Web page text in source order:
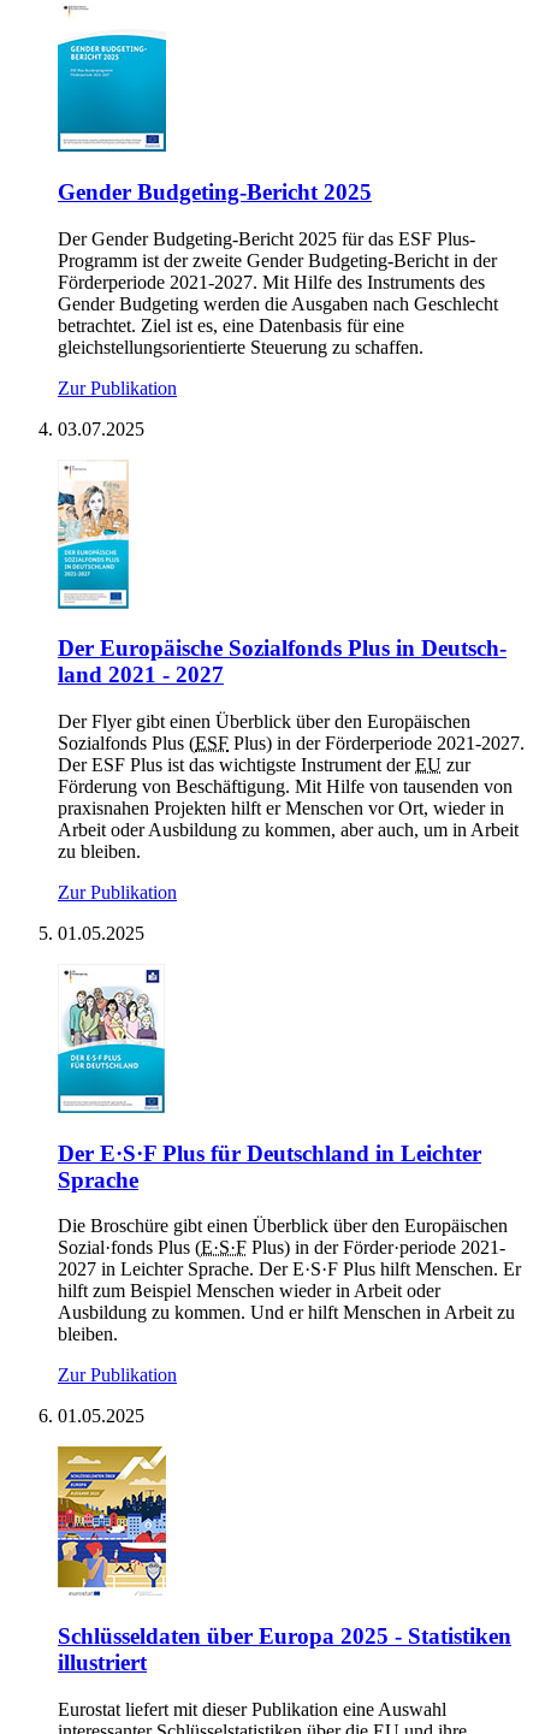
Gen­der Bud­ge­ting-Be­richt 2025
Der Gender Budgeting-Bericht 2025 für das ESF Plus-
Programm ist der zweite Gender Budgeting-Bericht in der
Förderperiode 2021-2027. Mit Hilfe des Instruments des
Gender Budgeting werden die Ausgaben nach Geschlecht
betrachtet. Ziel ist es, eine Datenbasis für eine
gleichstellungsorientierte Steuerung zu schaffen.
Zur Publikation
03.07.2025
Der Eu­ro­päi­sche So­zi­al­fonds Plus in Deutsch­
land 2021 - 2027
Der Flyer gibt einen Überblick über den Europäischen
Sozialfonds Plus (ESF Plus) in der Förderperiode 2021-2027.
Der ESF Plus ist das wichtigste Instrument derEU zur
Förderung von Beschäftigung. Mit Hilfe von tausenden von
praxisnahen Projekten hilft er Menschen vor Ort, wieder in
Arbeit oder Ausbildung zu kommen, aber auch, um in Arbeit
zu bleiben.
Zur Publikation
01.05.2025
Der E·S·F Plus für Deutsch­land in Leich­ter
Spra­che
Die Broschüre gibt einen Überblick über den Europäischen
Sozial·fonds Plus (E·S·F Plus) in der Förder·periode 2021-
2027 in Leichter Sprache. Der E·S·F Plus hilft Menschen. Er
hilft zum Beispiel Menschen wieder in Arbeit oder
Ausbildung zu kommen. Und er hilft Menschen in Arbeit zu
bleiben.
Zur Publikation
01.05.2025
Schlüs­sel­da­ten über Eu­ro­pa 2025 - Sta­tis­ti­ken
il­lus­triert
Eurostat liefert mit dieser Publikation eine Auswahl